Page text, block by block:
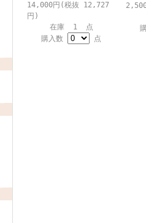
14,000円(税抜 12,727
円)
在庫 1 点
購入数
点